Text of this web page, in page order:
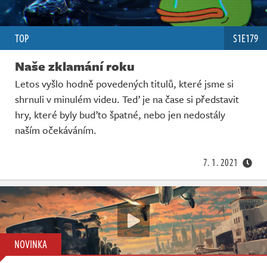
TOP S1E179
Naše zklamání roku
Letos vyšlo hodně povedených titulů, které jsme si
shrnuli v minulém videu. Teď je na čase si představit
hry, které byly buďto špatné, nebo jen nedostály
naším očekáváním.
7. 1. 2021
NOVINKA